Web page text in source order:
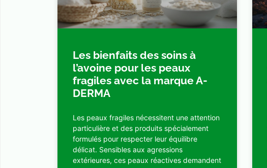
Les bienfaits des soins à
l’avoine pour les peaux
fragiles avec la marque A-
DERMA
Les peaux fragiles nécessitent une attention
particulière et des produits spécialement
formulés pour respecter leur équilibre
délicat. Sensibles aux agressions
extérieures, ces peaux réactives demandent